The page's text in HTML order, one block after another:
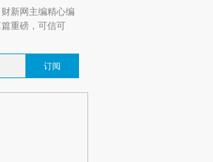
新网主编精心编
重磅，可信可
订阅